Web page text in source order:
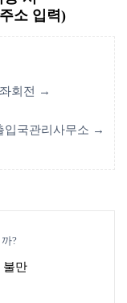
소 입력)
회전 →
입국관리사무소 →
?
불만